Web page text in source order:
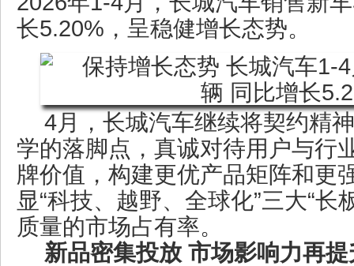
长5.20%，呈稳健增长态势。
4月，长城汽车继续将契约精
学的落脚点，真诚对待用户与行
牌价值，构建更优产品矩阵和更
显“科技、越野、全球化”三大“长
质量的市场占有率。
新品密集投放 市场影响力再提